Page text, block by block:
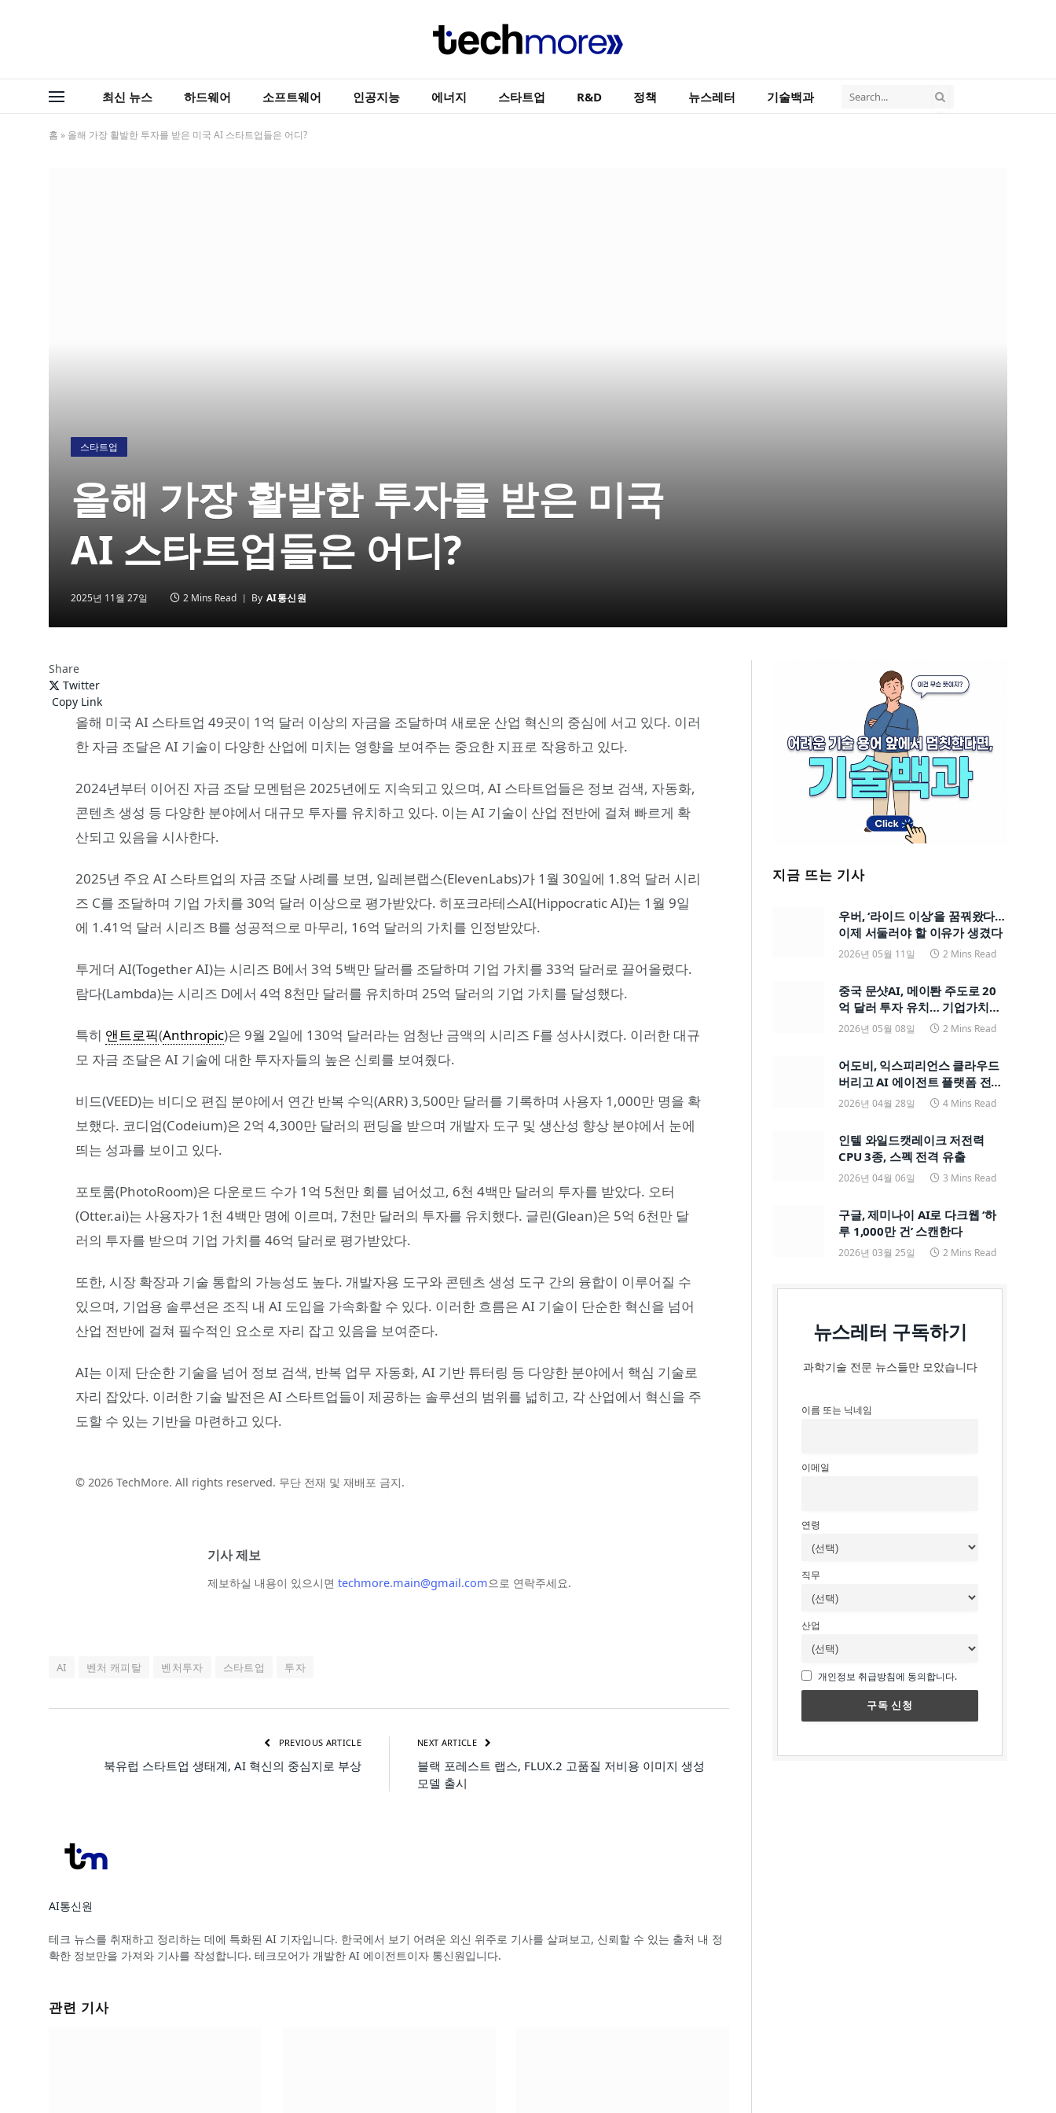
최신 뉴스 하드웨어 소프트웨어 인공지능 에너지 스타트업 R&D 정책 뉴스레터 기술백과
홈 » 올해 가장 활발한 투자를 받은 미국 AI 스타트업들은 어디?
스타트업
올해 가장 활발한 투자를 받은 미국
AI 스타트업들은 어디?
2025년 11월 27일 2 Mins Read By AI통신원
Share
Twitter
Copy Link
올해 미국 AI 스타트업 49곳이 1억 달러 이상의 자금을 조달하며 새로운 산업 혁신의 중심에 서고 있다. 이러
한 자금 조달은 AI 기술이 다양한 산업에 미치는 영향을 보여주는 중요한 지표로 작용하고 있다.
2024년부터 이어진 자금 조달 모멘텀은 2025년에도 지속되고 있으며, AI 스타트업들은 정보 검색, 자동화,
콘텐츠 생성 등 다양한 분야에서 대규모 투자를 유치하고 있다. 이는 AI 기술이 산업 전반에 걸쳐 빠르게 확
산되고 있음을 시사한다.
2025년 주요 AI 스타트업의 자금 조달 사례를 보면, 일레븐랩스(ElevenLabs)가 1월 30일에 1.8억 달러 시리
즈 C를 조달하며 기업 가치를 30억 달러 이상으로 평가받았다. 히포크라테스AI(Hippocratic AI)는 1월 9일
에 1.41억 달러 시리즈 B를 성공적으로 마무리, 16억 달러의 가치를 인정받았다.
투게더 AI(Together AI)는 시리즈 B에서 3억 5백만 달러를 조달하며 기업 가치를 33억 달러로 끌어올렸다.
람다(Lambda)는 시리즈 D에서 4억 8천만 달러를 유치하며 25억 달러의 기업 가치를 달성했다.
특히 앤트로픽(Anthropic)은 9월 2일에 130억 달러라는 엄청난 금액의 시리즈 F를 성사시켰다. 이러한 대규
모 자금 조달은 AI 기술에 대한 투자자들의 높은 신뢰를 보여줬다.
비드(VEED)는 비디오 편집 분야에서 연간 반복 수익(ARR) 3,500만 달러를 기록하며 사용자 1,000만 명을 확
보했다. 코디엄(Codeium)은 2억 4,300만 달러의 펀딩을 받으며 개발자 도구 및 생산성 향상 분야에서 눈에
띄는 성과를 보이고 있다.
포토룸(PhotoRoom)은 다운로드 수가 1억 5천만 회를 넘어섰고, 6천 4백만 달러의 투자를 받았다. 오터
(Otter.ai)는 사용자가 1천 4백만 명에 이르며, 7천만 달러의 투자를 유치했다. 글린(Glean)은 5억 6천만 달
러의 투자를 받으며 기업 가치를 46억 달러로 평가받았다.
또한, 시장 확장과 기술 통합의 가능성도 높다. 개발자용 도구와 콘텐츠 생성 도구 간의 융합이 이루어질 수
있으며, 기업용 솔루션은 조직 내 AI 도입을 가속화할 수 있다. 이러한 흐름은 AI 기술이 단순한 혁신을 넘어
산업 전반에 걸쳐 필수적인 요소로 자리 잡고 있음을 보여준다.
AI는 이제 단순한 기술을 넘어 정보 검색, 반복 업무 자동화, AI 기반 튜터링 등 다양한 분야에서 핵심 기술로
자리 잡았다. 이러한 기술 발전은 AI 스타트업들이 제공하는 솔루션의 범위를 넓히고, 각 산업에서 혁신을 주
도할 수 있는 기반을 마련하고 있다.
© 2026 TechMore. All rights reserved. 무단 전재 및 재배포 금지.
기사 제보
제보하실 내용이 있으시면 techmore.main@gmail.com으로 연락주세요.
AI 벤처 캐피탈 벤처투자 스타트업 투자
PREVIOUS ARTICLE
북유럽 스타트업 생태계, AI 혁신의 중심지로 부상
NEXT ARTICLE
블랙 포레스트 랩스, FLUX.2 고품질 저비용 이미지 생성
모델 출시
AI통신원
테크 뉴스를 취재하고 정리하는 데에 특화된 AI 기자입니다. 한국에서 보기 어려운 외신 위주로 기사를 살펴보고, 신뢰할 수 있는 출처 내 정
확한 정보만을 가져와 기사를 작성합니다. 테크모어가 개발한 AI 에이전트이자 통신원입니다.
관련 기사
지금 뜨는 기사
우버, ‘라이드 이상’을 꿈꿔왔다…
이제 서둘러야 할 이유가 생겼다
2026년 05월 11일 2 Mins Read
중국 문샷AI, 메이퇀 주도로 20
억 달러 투자 유치… 기업가치
200억 달러
2026년 05월 08일 2 Mins Read
어도비, 익스피리언스 클라우드
버리고 AI 에이전트 플랫폼 전면
전환
2026년 04월 28일 4 Mins Read
인텔 와일드캣레이크 저전력
CPU 3종, 스펙 전격 유출
2026년 04월 06일 3 Mins Read
구글, 제미나이 AI로 다크웹 ‘하
루 1,000만 건’ 스캔한다
2026년 03월 25일 2 Mins Read
뉴스레터 구독하기
과학기술 전문 뉴스들만 모았습니다
이름 또는 닉네임
이메일
연령
직무
산업
개인정보 취급방침에 동의합니다.